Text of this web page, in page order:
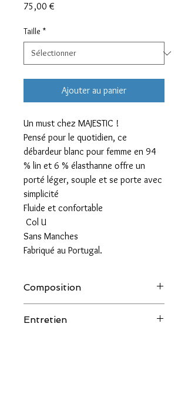
75,00 €
Taille *
Ajouter au panier
Un must chez MAJESTIC !
Pensé pour le quotidien, ce
débardeur blanc pour femme en 94
% lin et 6 % élasthanne offre un
porté léger, souple et se porte avec
simplicité
Fluide et confortable
Col U
Sans Manches
Fabriqué au Portugal.
Composition
Entretien